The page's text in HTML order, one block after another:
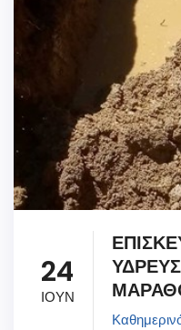
24
ΙΟΥΝ